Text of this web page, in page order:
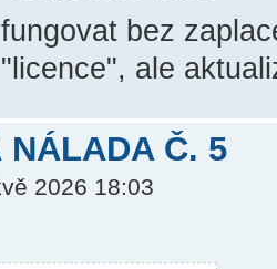
bez
ale
NÁLADA Č. 5
2026 18:03